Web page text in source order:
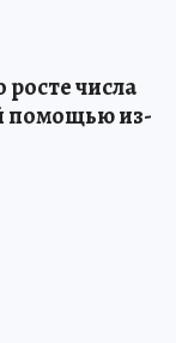
числа
помощью из-